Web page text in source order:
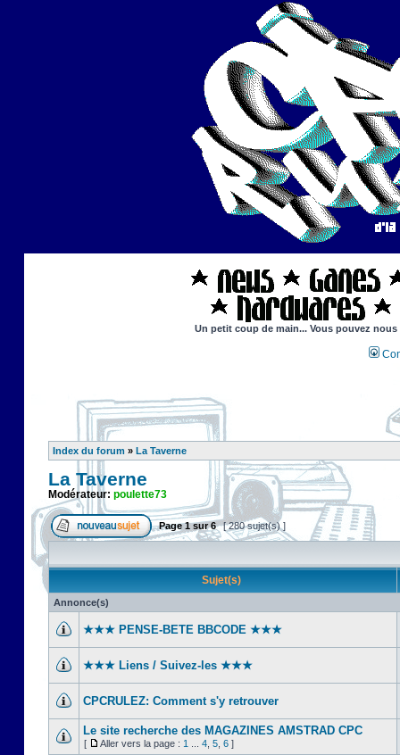
Un petit coup de main... Vous pouvez
Index du forum » La Taverne
La Taverne
Modérateur: poulette73
Page1sur6 [ 280 sujet(s) ]
Sujet(s)
Annonce(s)
★★★ PENSE-BETE BBCODE ★★★
★★★ Liens / Suivez-les ★★★
CPCRULEZ: Comment s'y retrouver‎
Le site recherche des MAGAZINES AMSTRAD CPC
[ Aller vers la page : 1 4 5 6 ]